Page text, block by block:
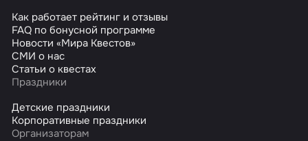
Как работает рейтинг и отзывы
FAQ по бонусной программе
Новости «Мира Квестов»
СМИ о нас
Статьи о квестах
Праздники
Детские праздники
Корпоративные праздники
Организаторам